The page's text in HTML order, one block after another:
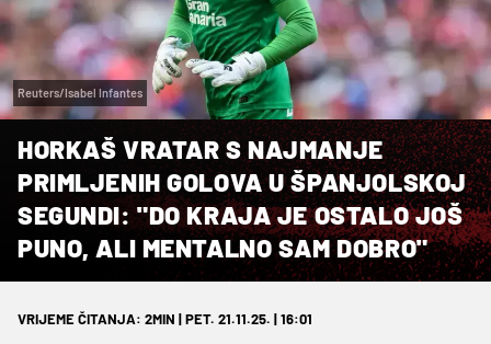
Reuters/Isabel Infantes
HORKAŠ VRATAR S NAJMANJE
PRIMLJENIH GOLOVA U ŠPANJOLSKOJ
SEGUNDI: "DO KRAJA JE OSTALO JOŠ
PUNO, ALI MENTALNO SAM DOBRO"
VRIJEME ČITANJA: 2MIN | PET. 21.11.25. | 16:01